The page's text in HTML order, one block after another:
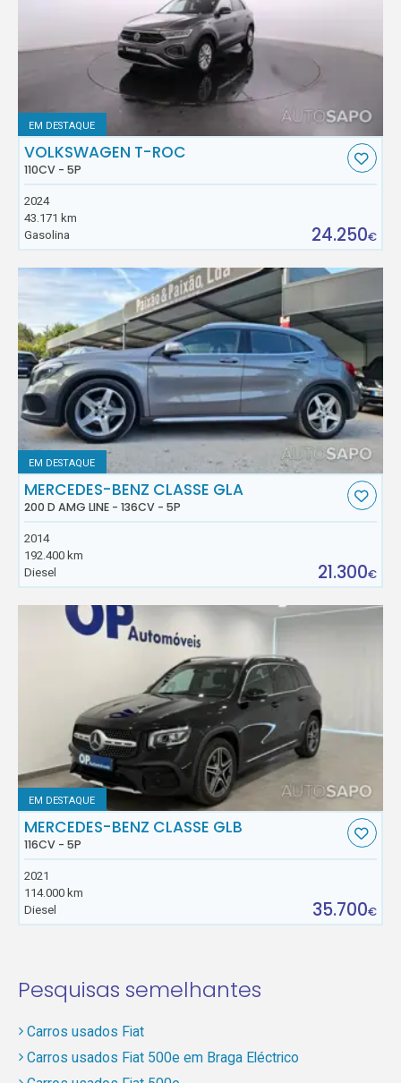
EM DESTAQUE
VOLKSWAGEN T-ROC
110CV - 5P
2024
43.171 km
Gasolina
24.250€
EM DESTAQUE
MERCEDES-BENZ CLASSE GLA
200 D AMG LINE - 136CV - 5P
2014
192.400 km
Diesel
21.300€
EM DESTAQUE
MERCEDES-BENZ CLASSE GLB
116CV - 5P
2021
114.000 km
Diesel
35.700€
Pesquisas semelhantes
Carros usados Fiat
Carros usados Fiat 500e em Braga Eléctrico